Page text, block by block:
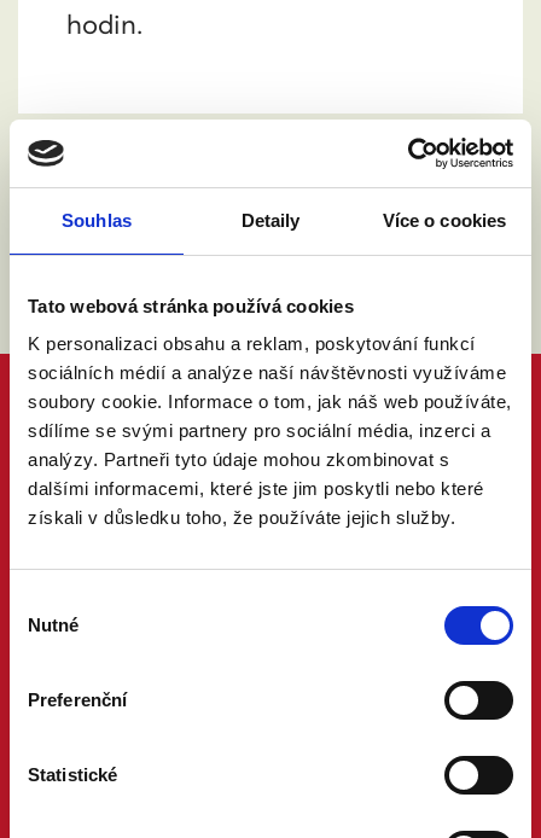
Souhlas Detaily Více o cookies
Tato webová stránka používá cookies
K personalizaci obsahu a reklam, poskytování funkcí
sociálních médií a analýze naší návštěvnosti využíváme
soubory cookie. Informace o tom, jak náš web používáte,
sdílíme se svými partnery pro sociální média, inzerci a
analýzy. Partneři tyto údaje mohou zkombinovat s
dalšími informacemi, které jste jim poskytli nebo které
získali v důsledku toho, že používáte jejich služby.
souhlasu
Nutné
Preferenční
Statistické
hodin.